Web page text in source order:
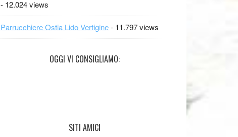
- 12.024 views
Parrucchiere Ostia Lido Vertigine- 11.797 views
OGGI VI CONSIGLIAMO:
SITI AMICI